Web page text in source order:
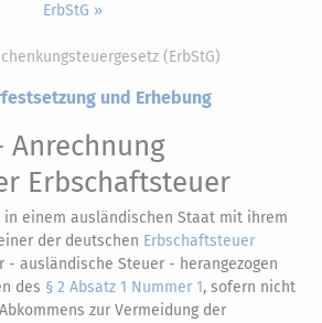
ErbStG »
(ErbStG)
und Erhebung
Anrechnung
Erbschaftsteuer
in einem ausländischen Staat mit ihrem
der deutschen Erbschaftsteuer
- ausländische Steuer - herangezogen
des § 2 Absatz 1 Nummer 1, sofern nicht
zur Vermeidung der